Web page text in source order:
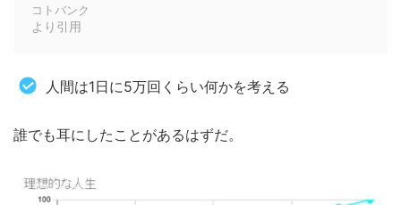
コトバンク
より引用
人間は1日に5万回くらい何かを考える
誰でも耳にしたことがあるはずだ。